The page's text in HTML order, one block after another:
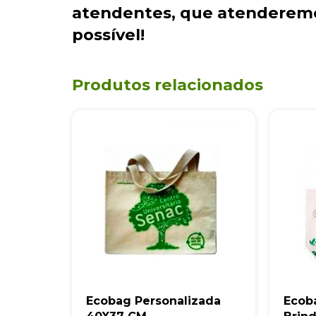
atendentes, que
possível!
Produtos relacionados
Ecobag Personalizada